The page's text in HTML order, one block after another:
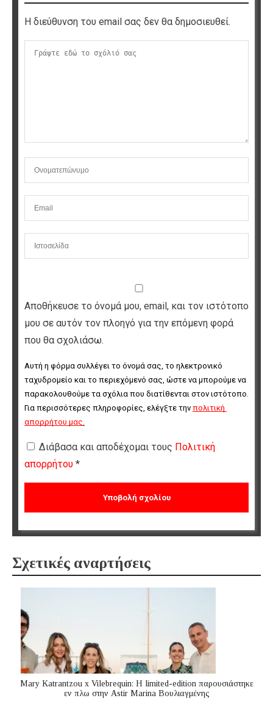
Η διεύθυνση του email σας δεν θα δημοσιευθεί.
Αποθήκευσε το όνομά μου, email, και τον ιστότοπο
μου σε αυτόν τον πλοηγό για την επόμενη φορά
που θα σχολιάσω.
Αυτή η φόρμα συλλέγει το όνομά σας, το ηλεκτρονικό
ταχυδρομείο και το περιεχόμενό σας, ώστε να μπορούμε να
παρακολουθούμε τα σχόλια που διατίθενται στον ιστότοπο.
Για περισσότερες πληροφορίες, ελέγξτε την πολιτική
απορρήτου μας.
Διάβασα και αποδέχομαι τους Πολιτική
απορρήτου *
Σχετικές αναρτήσεις
Mary Katrantzou x Vilebrequin: Η limited-edition παρουσιάστηκε
εν πλω στην Astir Marina Βουλιαγμένης